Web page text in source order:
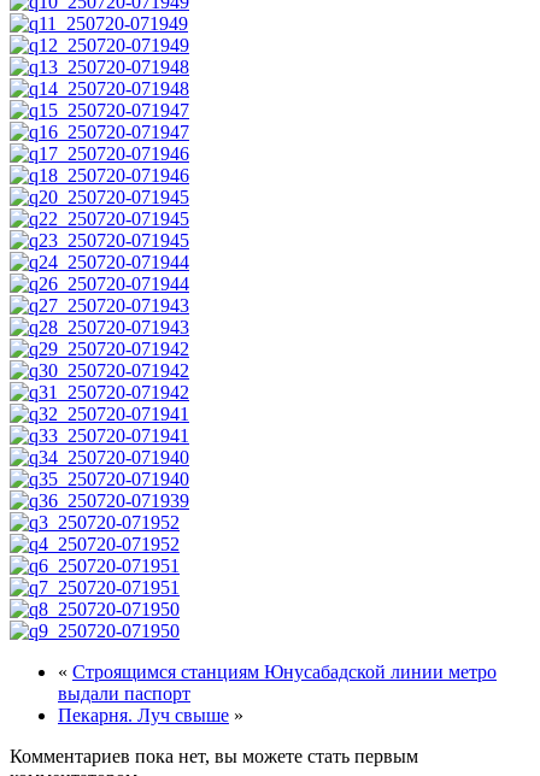
« Строящимся станциям Юнусабадской линии метро
выдали паспорт
Пекарня. Луч свыше »
Комментариев пока нет, вы можете стать первым